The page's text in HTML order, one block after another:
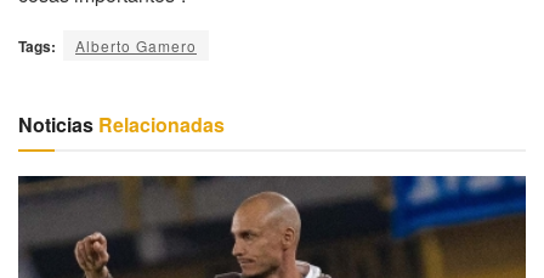
Tags: Alberto Gamero
Noticias Relacionadas